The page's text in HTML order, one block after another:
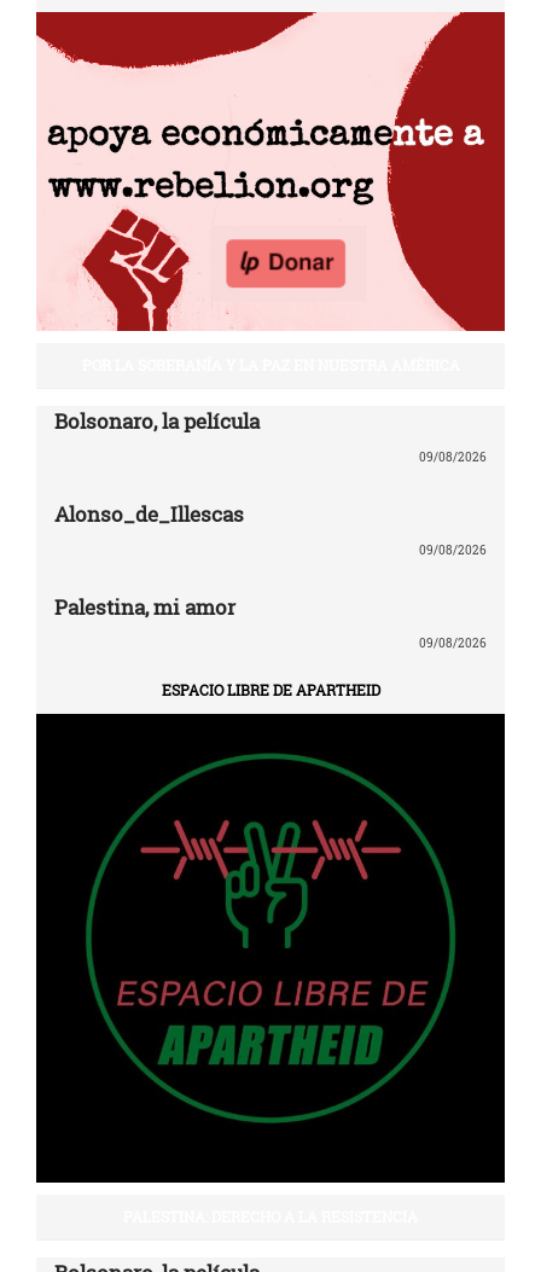
Bolsonaro, la película
09/08/2026
Alonso_de_Illescas
09/08/2026
Palestina, mi amor
09/08/2026
ESPACIO LIBRE DE APARTHEID